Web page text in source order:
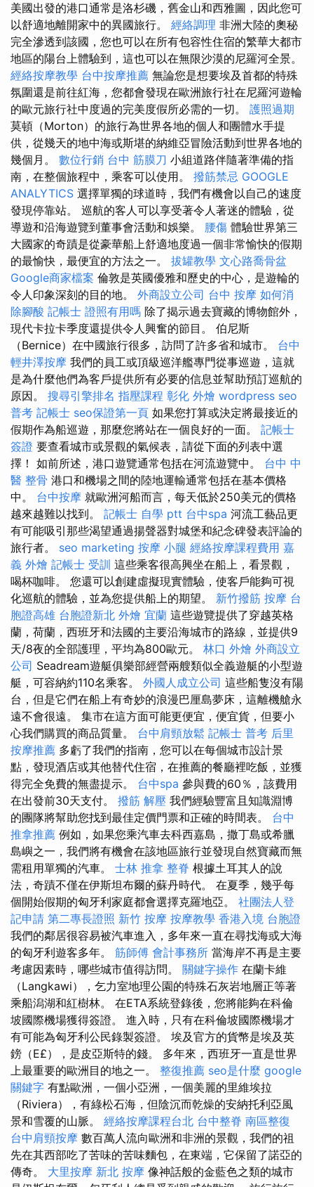
美國出發的港口通常是洛杉磯，舊金山和西雅圖，因此您可
以舒適地離開家中的異國旅行。 經絡調理 非洲大陸的奧秘
完全滲透到該國，您也可以在所有包容性住宿的繁華大都市
地區的陽台上體驗到，這也可以在無限沙漠的尼羅河全景。
經絡按摩教學 台中按摩推薦 無論您是想要埃及首都的特殊
氛圍還是前往紅海，您都會發現在歐洲旅行社在尼羅河遊輪
的歐元旅行社中度過的完美度假所必需的一切。 護照過期
莫頓（Morton）的旅行為世界各地的個人和團體水手提
供，從幾天的地中海或斯堪的納維亞冒險活動到世界各地的
幾個月。 數位行銷 台中 筋膜刀 小組道路伴隨著準備的指
南，在整個旅程中，乘客可以使用。 撥筋禁忌 GOOGLE
ANALYTICS 選擇單獨的球道時，我們有機會以自己的速度
發現停靠站。 巡航的客人可以享受著令人著迷的體驗，從
導遊和沿海遊覽到董事會活動和娛樂。 腰傷 體驗世界第三
大國家的奇蹟是從豪華船上舒適地度過一個非常愉快的假期
的最愉快，最便宜的方法之一。 拔罐教學 文心路喬骨盆
Google商家檔案 倫敦是英國優雅和歷史的中心，是遊輪的
令人印象深刻的目的地。 外商設立公司 台中 按摩 如何消
除腳酸 記帳士 證照有用嗎 除了揭示過去寶藏的博物館外，
現代卡拉卡季度還提供令人興奮的節目。 伯尼斯
（Bernice）在中國旅行很多，訪問了許多省和城市。 台中
輕井澤按摩 我們的員工或頂級巡洋艦專門從事巡遊，這就
是為什麼他們為客戶提供所有必要的信息並幫助預訂巡航的
原因。 搜尋引擎排名 指壓課程 彰化 外燴 wordpress seo
普考 記帳士 seo保證第一頁 如果您打算或決定將最接近的
假期作為船巡遊，那麼您將站在一個良好的一面。 記帳士
簽證 要查看城市或景觀的氣候表，請從下面的列表中選
擇！ 如前所述，港口遊覽通常包括在河流遊覽中。 台中 中
醫 整骨 港口和機場之間的陸地運輸通常包括在基本價格
中。 台中按摩 就歐洲河船而言，每天低於250美元的價格
越來越難以找到。 記帳士 自學 ptt 台中spa 河流工藝品更
有可能吸引那些渴望通過揚聲器對城堡和紀念碑發表評論的
旅行者。 seo marketing 按摩 小腿 經絡按摩課程費用 嘉
義 外燴 記帳士 受訓 這些乘客很高興坐在船上，看景觀，
喝杯咖啡。 您還可以創建虛擬現實體驗，使客戶能夠可視
化巡航的體驗，並為您提供船上的期望。 新竹撥筋 按摩 台
胞證高雄 台胞證新北 外燴 宜蘭 這些遊覽提供了穿越英格
蘭，荷蘭，西班牙和法國的主要沿海城市的路線，並提供9
天/8夜的全部護理，平均為800歐元。 林口 外燴 外商設立
公司 Seadream遊艇俱樂部經營兩艘類似全義遊艇的小型遊
艇，可容納約110名乘客。 外國人成立公司 這些船隻沒有陽
台，但是它們在船上有奇妙的浪漫巴厘島夢床，這離機艙永
遠不會很遠。 集市在這方面可能更便宜，便宜貨，但要小
心我們購買的商品質量。 台中肩頸放鬆 記帳士 普考 后里
按摩推薦 多虧了我們的指南，您可以在每個城市設計景
點，發現酒店或其他替代住宿，在推薦的餐廳裡吃飯，並獲
得完全免費的無盡提示。 台中spa 參與費的60％，該費用
在出發前30天支付。 撥筋 解壓 我們經驗豐富且知識淵博
的團隊將幫助您找到最佳定價門票和正確的時間表。 台中
推拿推薦 例如，如果您乘汽車去科西嘉島，撒丁島或希臘
島嶼之一，我們將有機會在該地區旅行並發現自然寶藏而無
需租用單獨的汽車。 士林 推拿 整脊 根據土耳其人的說
法，奇蹟不僅在伊斯坦布爾的蘇丹時代。 在夏季，幾乎每
個開始假期的匈牙利家庭都會選擇克羅地亞。 社團法人登
記申請 第二專長證照 新竹 按摩 按摩教學 香港入境 台胞證
我們的鄰居很容易被汽車進入，多年來一直在尋找海或大海
的匈牙利遊客多年。 筋師傅 會計事務所 當海岸不再是主要
考慮因素時，哪些城市值得訪問。 關鍵字操作 在蘭卡維
（Langkawi），乞力室地理公園的特殊石灰岩地層正等著
乘船潟湖和紅樹林。 在ETA系統登錄後，您將能夠在科倫
坡國際機場獲得簽證。 進入時，只有在科倫坡國際機場才
有可能為匈牙利公民錄製簽證。 埃及官方的貨幣是埃及英
鎊（E£），是皮亞斯特的錢。 多年來，西班牙一直是世界
上最重要的歐洲目的地之一。 整復推薦 seo是什麼 google
關鍵字 有點歐洲，一個小亞洲，一個美麗的里維埃拉
（Riviera），有綠松石海，但陰沉而乾燥的安納托利亞風
景和雪覆的山脈。 經絡按摩課程台北 台中整脊 南區整復
台中肩頸按摩 數百萬人流向歐洲和非洲的景觀，我們的祖
先在其西部吃了苦味的苦味麵包，在東端，它保留了諾亞的
傳奇。 大里按摩 新北 按摩 像神話般的金藍色之類的城市